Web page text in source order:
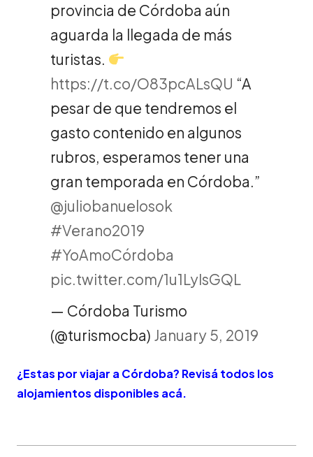
provincia de Córdoba aún
aguarda la llegada de más
turistas.
https://t.co/O83pcALsQU “A
pesar de que tendremos el
gasto contenido en algunos
rubros, esperamos tener una
gran temporada en Córdoba.”
@juliobanuelosok
#Verano2019
#YoAmoCórdoba
pic.twitter.com/1u1LyIsGQL
— Córdoba Turismo
(@turismocba) January 5, 2019
¿Estas por viajar a Córdoba? Revisá todos los
alojamientos disponibles acá.